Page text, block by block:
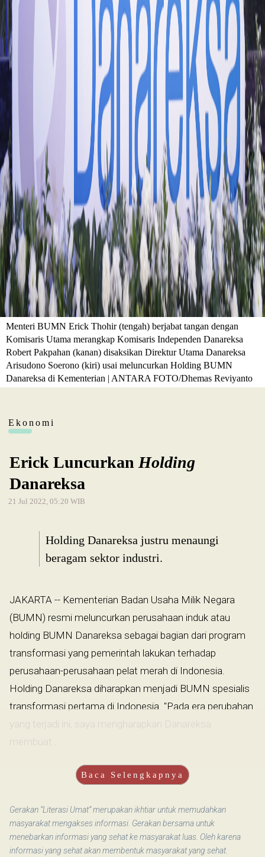
Menteri BUMN Erick Thohir (tengah) berjabat tangan dengan
Komisaris Utama merangkap Komisaris Independen Danareksa
Robert Pakpahan (kanan) disaksikan Direktur Utama Danareksa
Arisudono Soerono (kiri) usai meluncurkan Holding BUMN
Danareksa di Kementerian | ANTARA FOTO/Dhemas Reviyanto
Ekonomi
Erick LuncurkanHolding
Danareksa
21 Jul 2022, 05:20 WIB
Holding Danareksa justru menaungi
beragam sektor industri.
JAKARTA -- Kementerian Badan Usaha Milik Negara
(BUMN) resmi meluncurkan perusahaan induk atau
holding BUMN Danareksa sebagai bagian dari program
transformasi yang pemerintah lakukan terhadap
perusahaan-perusahaan pelat merah di Indonesia.
Holding Danareksa diharapkan menjadi BUMN spesialis
transformasi pertama di Indonesia. "Pada era perubahan
yang terjadi ini, saya mengharapkan Danareksa
membuat...
Baca Selengkapnya
Gerakan “Literasi Umat” merupakan ikhtiar untuk memudahkan
masyarakat mengakses informasi. Gerakan bersama untuk
menebarkan informasi yang sehat ke masyarakat luas. Oleh karena
informasi yang sehat akan membentuk masyarakat yang sehat.